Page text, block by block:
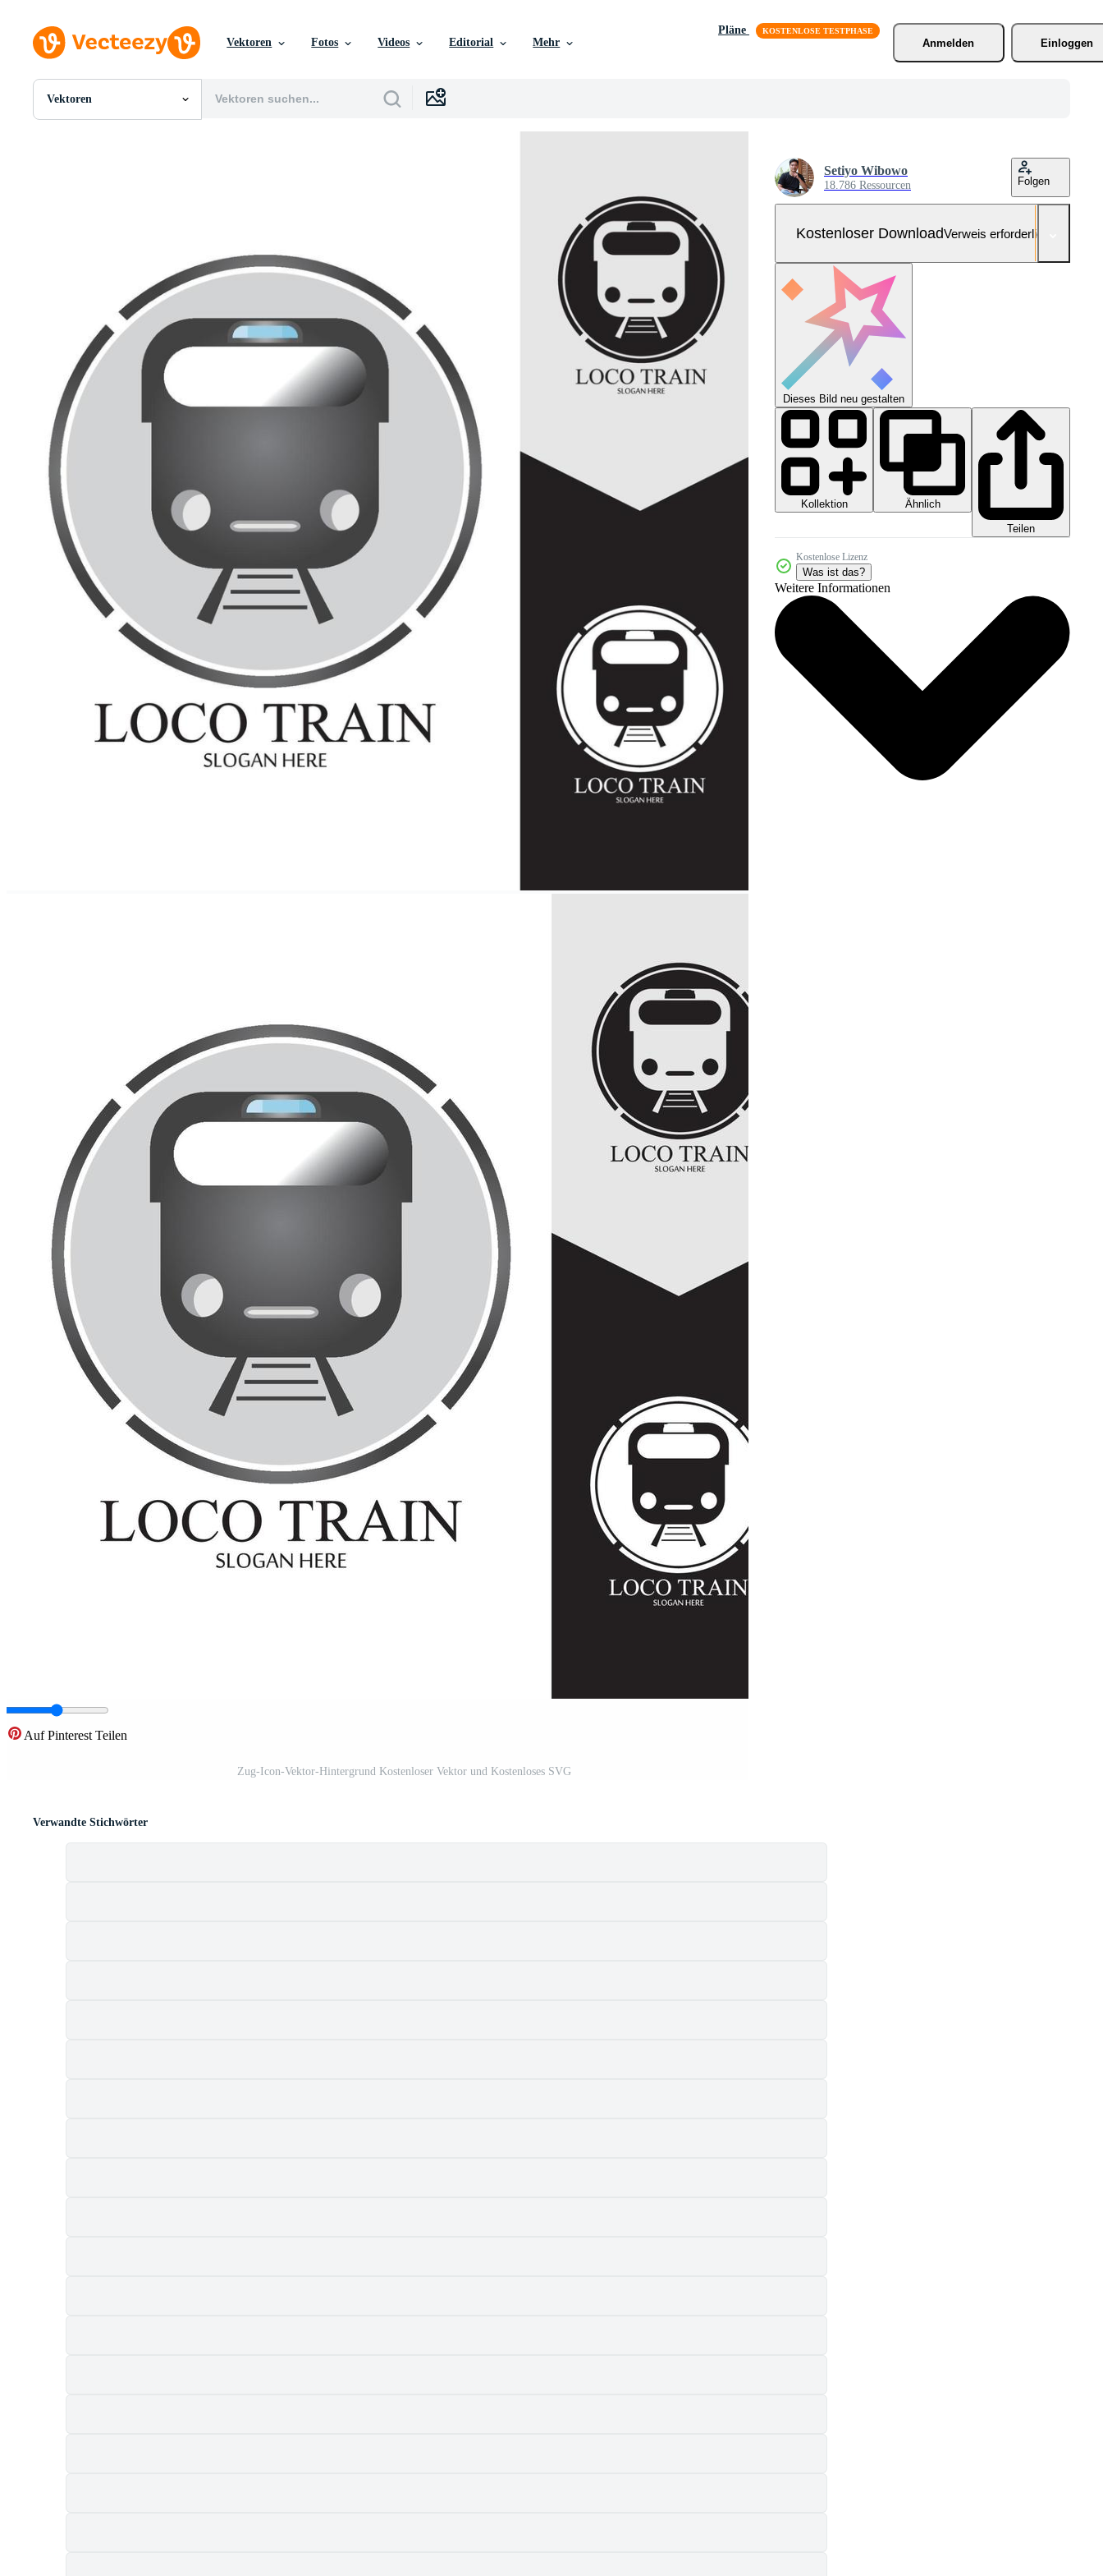
Vektoren Fotos Videos Editorial Mehr
Pläne
Anmelden
Einloggen
Vektoren
Alle Bilder
Redaktionelle Ereignisse
Auf Pinterest Teilen
Zug-Icon-Vektor-Hintergrund Kostenloser Vektor und Kostenloses SVG
Setiyo Wibowo
18.786 Ressourcen Folgen
Kostenloser DownloadVerweis erforderlich
Dieses Bild neu gestalten
Kollektion
Ähnlich
Teilen
Kostenlose Lizenz
Was ist das?
Weitere Informationen
Verwandte Stichwörter